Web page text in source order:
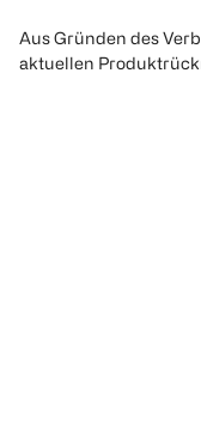
Aus Gründen des
aktuellen